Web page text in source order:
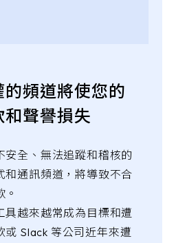
頻道將使您的
聲譽損失
安全、無法追蹤和稽核的
和通訊頻道，將導致不合
具越來越常成為目標和遭
或 Slack 等公司近年來遭